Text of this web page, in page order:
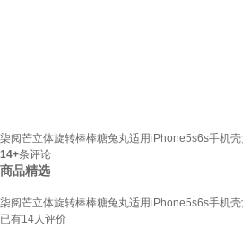
柒阅芒立体旋转棒棒糖兔丸适用iPhone5s6s手机
14+条评论
商品精选
柒阅芒立体旋转棒棒糖兔丸适用iPhone5s6s手机
已有14人评价